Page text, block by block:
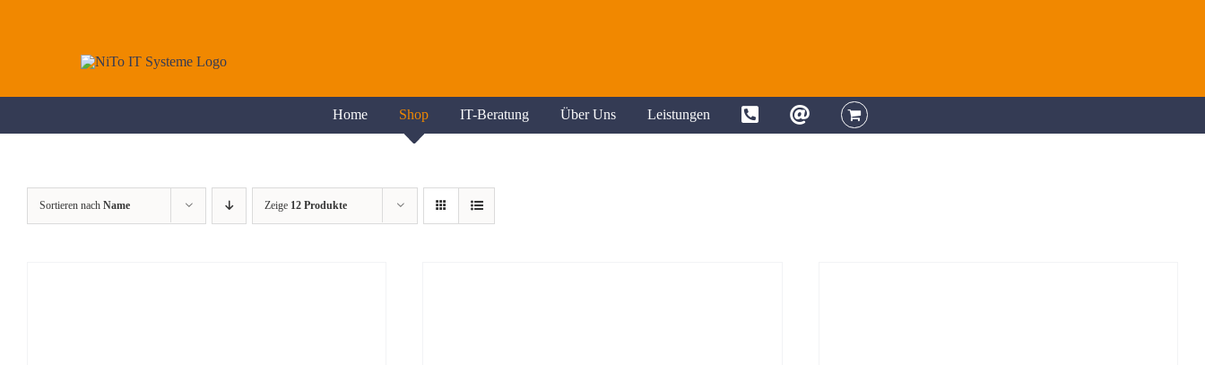
Home Shop IT-Beratung Über Uns Leistungen
Sortieren nach Name Zeige 12 Produkte